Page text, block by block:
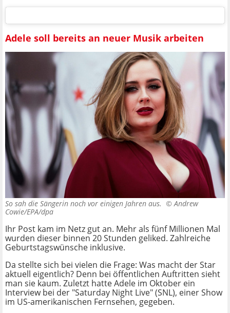
Adele soll bereits an neuer Musik arbeiten
So sah die Sängerin noch vor einigen Jahren aus. ©Andrew
Cowie/EPA/dpa
Ihr Post kam im Netz gut an. Mehr als fünf Millionen Mal
wurden dieser binnen 20 Stunden geliked. Zahlreiche
Geburtstagswünsche inklusive.
Da stellte sich bei vielen die Frage: Was macht der Star
aktuell eigentlich? Denn bei öffentlichen Auftritten sieht
man sie kaum. Zuletzt hatte Adele im Oktober ein
Interview bei der "Saturday Night Live" (SNL), einer Show
im US-amerikanischen Fernsehen, gegeben.